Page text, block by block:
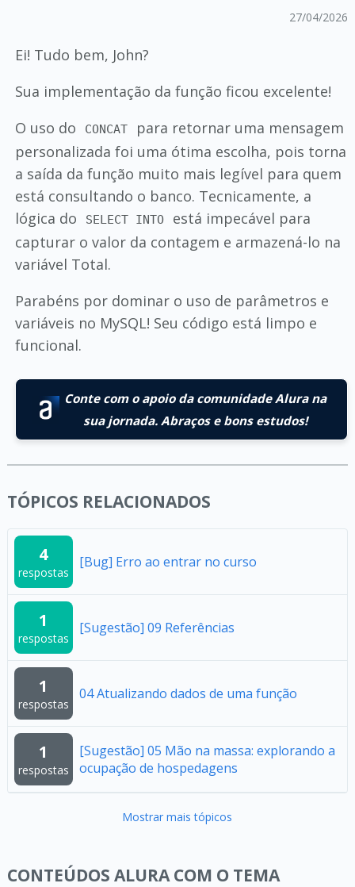
27/04/2026
Ei! Tudo bem, John?
Sua implementação da função ficou excelente!
O uso do
CONCAT
para retornar uma mensagem
personalizada foi uma ótima escolha, pois torna
a saída da função muito mais legível para quem
está consultando o banco. Tecnicamente, a
lógica do
SELECT INTO
está impecável para
capturar o valor da contagem e armazená-lo na
variável Total.
Parabéns por dominar o uso de parâmetros e
variáveis no MySQL! Seu código está limpo e
funcional.
Conte com o apoio da comunidade Alura na
sua jornada. Abraços e bons estudos!
TÓPICOS RELACIONADOS
4
respostas
[Bug] Erro ao entrar no curso
1
respostas
[Sugestão] 09 Referências
1
respostas
04 Atualizando dados de uma função
1
respostas
[Sugestão] 05 Mão na massa: explorando a
ocupação de hospedagens
Mostrar mais tópicos
CONTEÚDOS ALURA COM O TEMA